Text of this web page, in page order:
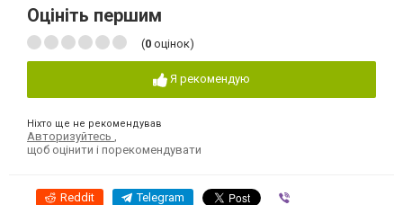
Оцініть першим
(0 оцінок)
Я рекомендую
Ніхто ще не рекомендував
Авторизуйтесь
щоб оцінити і порекомендувати
Reddit Telegram